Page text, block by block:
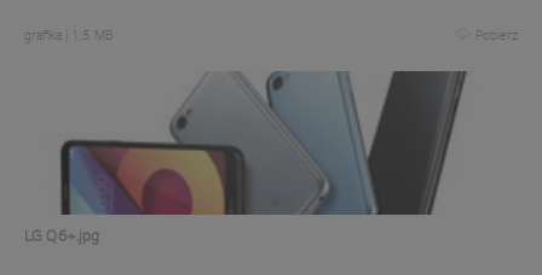
grafika 1,5 MB Pobierz
LG Q6+.jpg